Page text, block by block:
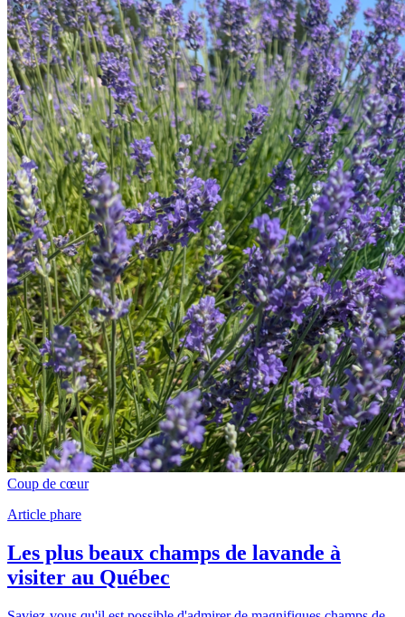
Coup de cœur
Article phare
Les plus beaux champs de lavande à
visiter au Québec